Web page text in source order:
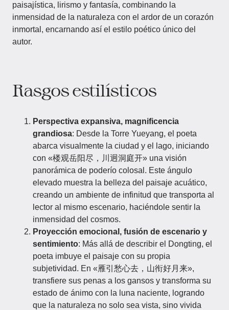
paisajística, lirismo y fantasía, combinando la
inmensidad de la naturaleza con el ardor de un corazón
inmortal, encarnando así el estilo poético único del
autor.
Rasgos estilísticos
Perspectiva expansiva, magnificencia
grandiosa: Desde la Torre Yueyang, el poeta
abarca visualmente la ciudad y el lago, iniciando
con «楼观岳阳尽，川迥洞庭开» una visión
panorámica de poderío colosal. Este ángulo
elevado muestra la belleza del paisaje acuático,
creando un ambiente de infinitud que transporta al
lector al mismo escenario, haciéndole sentir la
inmensidad del cosmos.
Proyección emocional, fusión de escenario y
sentimiento: Más allá de describir el Dongting, el
poeta imbuye el paisaje con su propia
subjetividad. En «雁引愁心去，山衔好月来»,
transfiere sus penas a los gansos y transforma su
estado de ánimo con la luna naciente, logrando
que la naturaleza no solo sea vista, sino vivida